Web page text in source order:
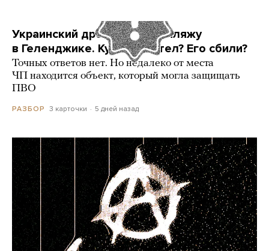
Украинский дрон попал по пляжу
в Геленджике. Куда он летел? Его сбили?
Точных ответов нет. Но недалеко от места
ЧП находится объект, который могла защищать
ПВО
РАЗБОР 3 карточки 5 дней назад